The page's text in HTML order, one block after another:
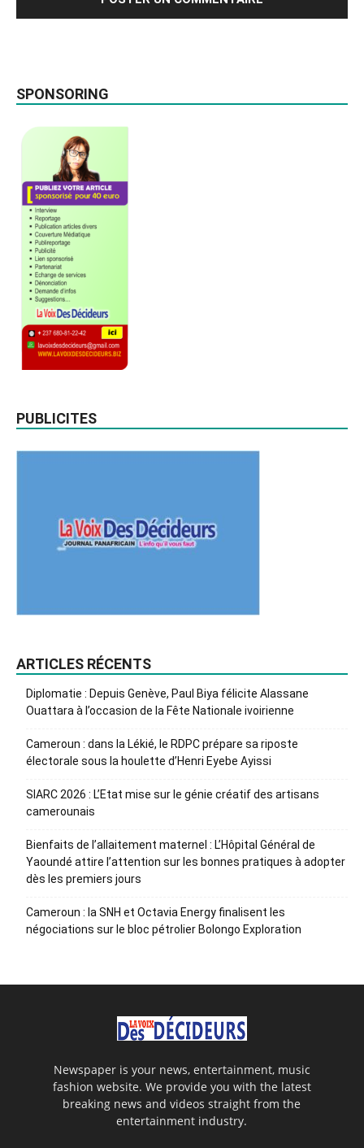
SPONSORING
PUBLICITES
ARTICLES RÉCENTS
Diplomatie : Depuis Genève, Paul Biya félicite Alassane
Ouattara à l’occasion de la Fête Nationale ivoirienne
Cameroun : dans la Lékié, le RDPC prépare sa riposte
électorale sous la houlette d’Henri Eyebe Ayissi
SIARC 2026 : L’Etat mise sur le génie créatif des artisans
camerounais
Bienfaits de l’allaitement maternel : L’Hôpital Général de
Yaoundé attire l’attention sur les bonnes pratiques à adopter
dès les premiers jours
Cameroun : la SNH et Octavia Energy finalisent les
négociations sur le bloc pétrolier Bolongo Exploration
Newspaper is your news, entertainment, music
fashion website. We provide you with the latest
breaking news and videos straight from the
entertainment industry.